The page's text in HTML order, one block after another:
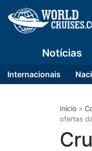
Notícias
Internacionais
Início »
ofertas